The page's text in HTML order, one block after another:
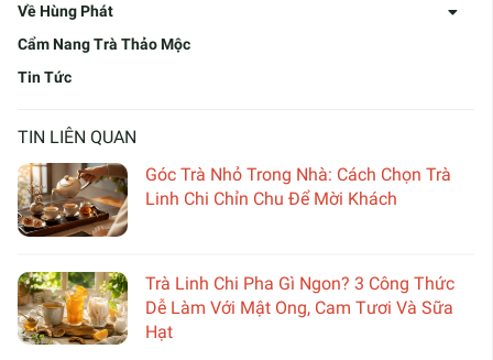
Về Hùng Phát
Cẩm Nang Trà Thảo Mộc
Tin Tức
TIN LIÊN QUAN
Góc Trà Nhỏ Trong Nhà: Cách Chọn Trà
Linh Chi Chỉn Chu Để Mời Khách
Trà Linh Chi Pha Gì Ngon? 3 Công Thức
Dễ Làm Với Mật Ong, Cam Tươi Và Sữa
Hạt